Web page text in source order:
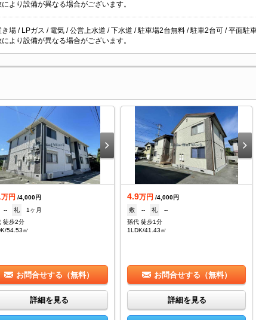
より設備が異なる場合がございます。
場 / LPガス / 電気 / 公営上水道 / 下水道 / 駐車場2台無料 / 駐車2台可 / 平面駐
より設備が異なる場合がございます。
万円 /4,000円
-- 礼
1ヶ月
徒歩2分
54.53㎡
お問合せする（無料）
詳細を見る
4.9万円 /4,000円
敷
-- 礼
--
孫代 徒歩1分
1LDK/41.43㎡
お問合せする（無料）
詳細を見る